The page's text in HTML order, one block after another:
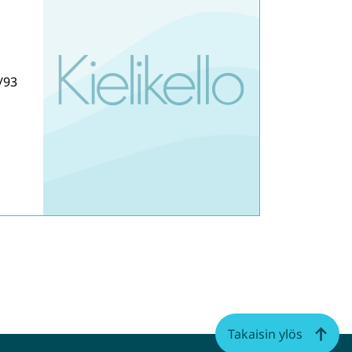
Takaisin ylös